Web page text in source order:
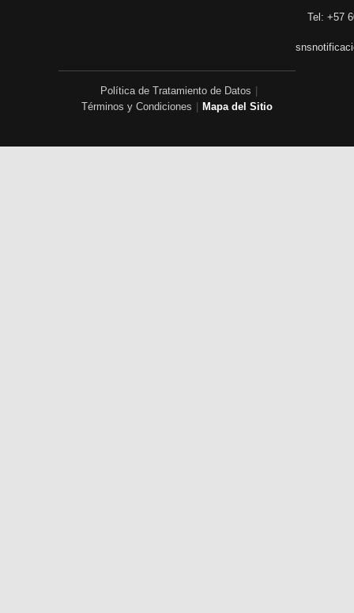
Tel: +57
Política de Tratamiento de Datos
Términos y Condiciones
Mapa del Sitio